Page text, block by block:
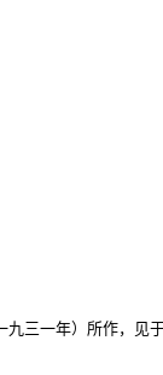
三一年）所作，